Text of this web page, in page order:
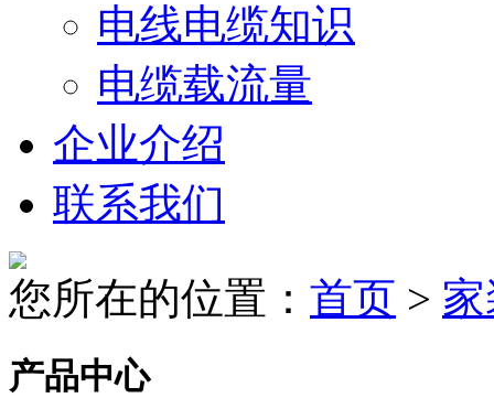
电线电缆知识
电缆载流量
企业介绍
联系我们
您所在的位置： 首页 >
产品中心